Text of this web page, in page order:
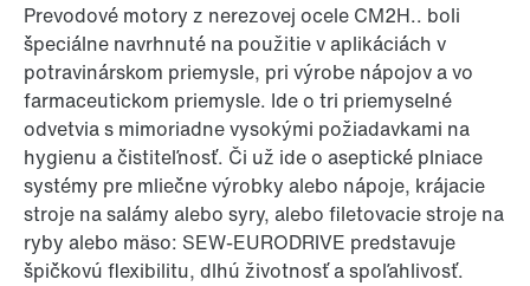
Prevodové motory z nerezovej ocele CM2H.. boli
špeciálne navrhnuté na použitie v aplikáciách v
potravinárskom priemysle, pri výrobe nápojov a vo
farmaceutickom priemysle. Ide o tri priemyselné
odvetvia s mimoriadne vysokými požiadavkami na
hygienu a čistiteľnosť. Či už ide o aseptické plniace
systémy pre mliečne výrobky alebo nápoje, krájacie
stroje na salámy alebo syry, alebo filetovacie stroje na
ryby alebo mäso: SEW-EURODRIVE predstavuje
špičkovú flexibilitu, dlhú životnosť a spoľahlivosť.